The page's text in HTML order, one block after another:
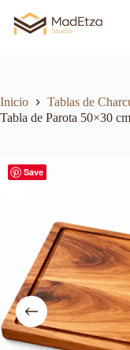
Inicio
Tablas de
Tabla de Parota 50×30
Save